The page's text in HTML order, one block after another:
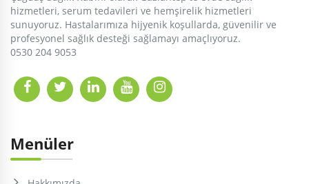
hizmetleri, serum tedavileri ve hemşirelik hizmetleri
sunuyoruz. Hastalarımıza hijyenik koşullarda, güvenilir ve
profesyonel sağlık desteği sağlamayı amaçlıyoruz.
0530 204 9053
Menüler